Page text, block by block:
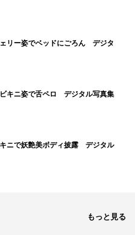
リー姿でベッドにごろん デジタ
キニ姿で舌ペロ デジタル写真集
ニで妖艶美ボディ披露 デジタル
もっと見る